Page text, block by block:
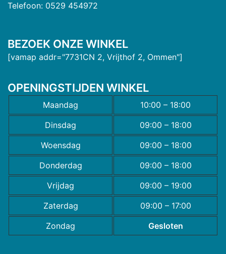
Telefoon: 0529 454972
BEZOEK ONZE WINKEL
[vamap addr="7731CN 2, Vrijthof 2, Ommen"]
OPENINGSTIJDEN WINKEL
Maandag
10:00 – 18:00
Dinsdag
09:00 – 18:00
Woensdag
09:00 – 18:00
Donderdag
09:00 – 18:00
Vrijdag
09:00 – 19:00
Zaterdag
09:00 – 17:00
Zondag
Gesloten